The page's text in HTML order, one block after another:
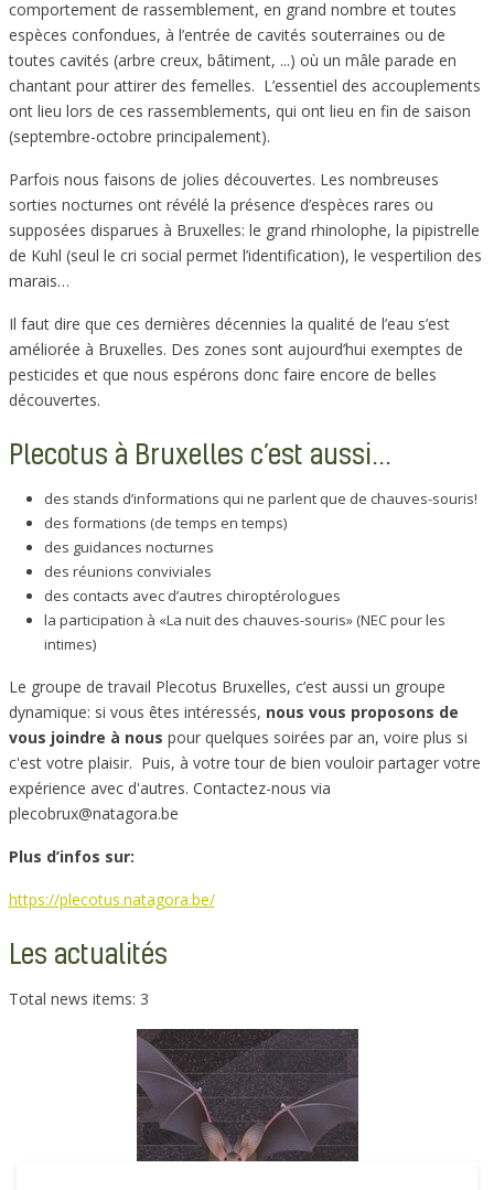
comportement de rassemblement, en grand nombre et toutes
espèces confondues, à l’entrée de cavités souterraines ou de
toutes cavités (arbre creux, bâtiment, ...) où un mâle parade en
chantant pour attirer des femelles. L’essentiel des accouplements
ont lieu lors de ces rassemblements, qui ont lieu en fin de saison
(septembre-octobre principalement).
Parfois nous faisons de jolies découvertes. Les nombreuses
sorties nocturnes ont révélé la présence d’espèces rares ou
supposées disparues à Bruxelles: le grand rhinolophe, la pipistrelle
de Kuhl (seul le cri social permet l’identification), le vespertilion des
marais…
Il faut dire que ces dernières décennies la qualité de l’eau s’est
améliorée à Bruxelles. Des zones sont aujourd’hui exemptes de
pesticides et que nous espérons donc faire encore de belles
découvertes.
Plecotus à Bruxelles c’est aussi...
des stands d’informations qui ne parlent que de chauves-souris!
des formations (de temps en temps)
des guidances nocturnes
des réunions conviviales
des contacts avec d’autres chiroptérologues
la participation à «La nuit des chauves-souris» (NEC pour les
intimes)
Le groupe de travail Plecotus Bruxelles, c’est aussi un groupe
dynamique: si vous êtes intéressés, nous vous proposons de
vous joindre à nous pour quelques soirées par an, voire plus si
c'est votre plaisir. Puis, à votre tour de bien vouloir partager votre
expérience avec d'autres. Contactez-nous via
plecobrux@natagora.be
Plus d’infos sur:
https://plecotus.natagora.be/
Les actualités
Total news items: 3